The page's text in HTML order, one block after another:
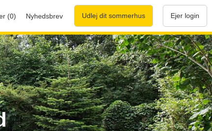
(0) Nyhedsbrev Udlej dit sommerhus Ejer login